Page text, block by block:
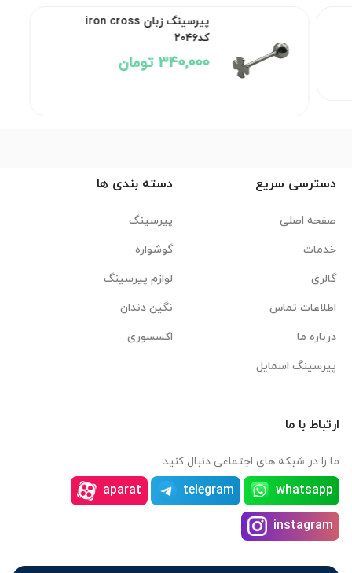
پیرسینگ زبان iron cross
340,000 تومان
دسترسی سریع
صفحه اصلی
خدمات
گالری
اطلاعات تماس
درباره ما
پیرسینگ اسمایل
دسته بندی ها
پیرسینگ
گوشواره
لوازم پیرسینگ
نگین دندان
اکسسوری
ارتباط با ما
ما را در شبکه های اجتماعی دنبال کنید
whatsapp
telegram
aparat
instagram